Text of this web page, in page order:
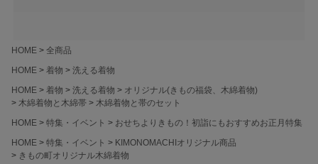
HOME
全商品
HOME
着物
洗える着物
HOME
着物 洗える着物
オリジナル(きもの福袋、木綿着物)
木綿着物と木綿帯
木綿着物と帯のセット
HOME
特集・イベント
おせちよりきもの！初詣にもおすすめお正月特集
HOME
特集・イベント
KIMONOMACHIオリジナル商品
きもの町オリジナル木綿着物